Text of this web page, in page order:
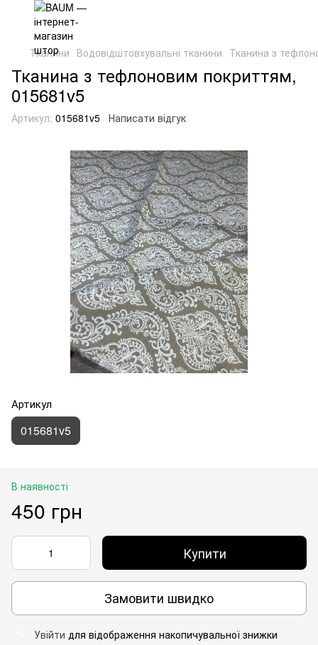
Тканини Водовідштовхувальні тканини Тканина з
Тканина з тефлоновим покриттям,
015681v5
Артикул: 015681v5 Написати відгук
Артикул
015681v5
В наявності
450 грн
Купити
Замовити швидко
Увійти для відображення накопичувальної знижки